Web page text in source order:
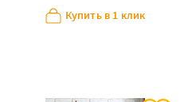
Купить в 1 клик